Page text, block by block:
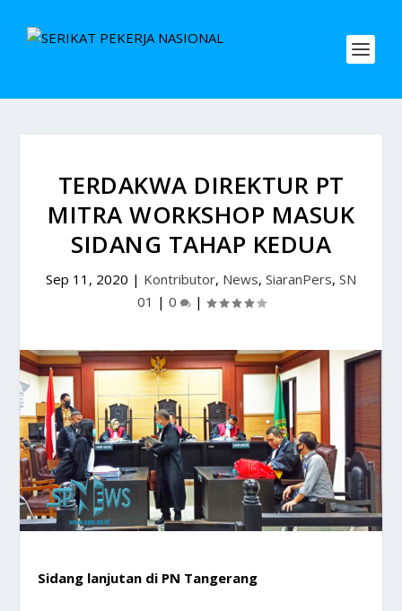
TERDAKWA DIREKTUR PT
MITRA WORKSHOP MASUK
SIDANG TAHAP KEDUA
Sep 11, 2020 | Kontributor, News, SiaranPers, SN
01 | 0 |
Sidang lanjutan di PN Tangerang